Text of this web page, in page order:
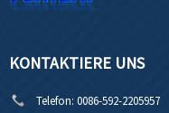
KONTAKTIERE UNS
Telefon: 0086-592-2205957